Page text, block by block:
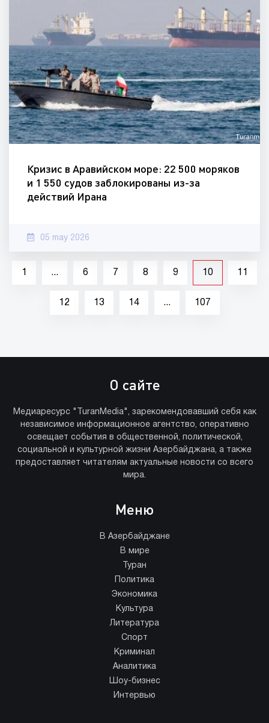
Кризис в Аравийском море: 22 500 моряков
и 1 550 судов заблокированы из-за
действий Ирана
05 may 2026
1 ... 6 7 8 9 10 11
12 13 14 ... 107
О сайте
Медиаресурс "TuranMedia", зарекомендовавший себя как
независимое информационное агентство, оперативно
освещает события в общественной, политической,
социальной и культурной жизни Азербайджана, а также
предоставляет читателям актуальные новости со всего
мира.
Меню
В Азербайджане
В мире
Туран
Политика
Экономика
Культура
Литература
Спорт
Криминал
Аналитика
Шоу-бизнес
Интервью